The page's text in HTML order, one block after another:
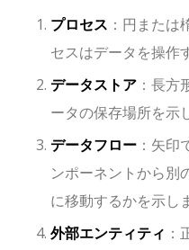
プロセス ：円または
セスはデータを操作
データストア ：長
ータの保存場所を示
データフロー ：矢印
ンポーネントから別
に移動するかを示し
外部エンティティ